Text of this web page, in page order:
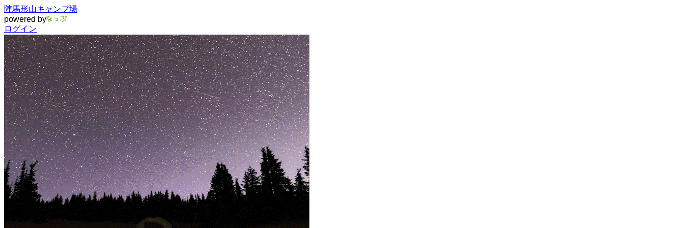
陣馬形山キャンプ場
powered by
ログイン